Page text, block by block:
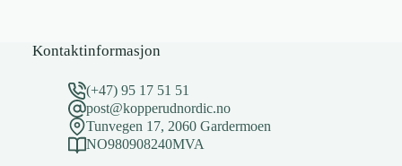
Kontaktinformasjon
(+47) 95 17 51 51
post@kopperudnordic.no
Tunvegen 17, 2060 Gardermoen
NO980908240MVA